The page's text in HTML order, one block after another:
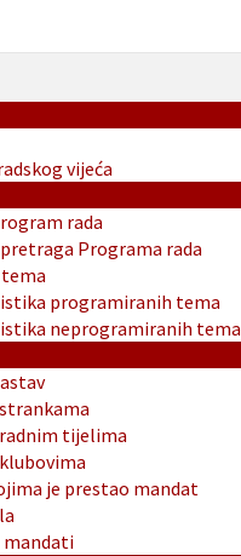
vijeća
rada
Programa rada
programiranih tema
neprogramiranih tema
tijelima
je prestao mandat